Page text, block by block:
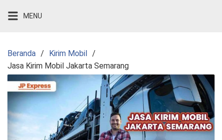
MENU
Beranda
Kirim Mobil
Jasa Kirim Mobil Jakarta Semarang